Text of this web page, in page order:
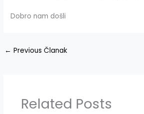
Dobro nam došli
← Previous Članak
Related Posts